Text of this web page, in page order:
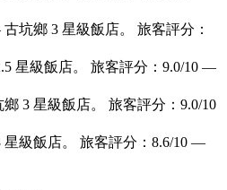
坑鄉 3 星級飯店。 旅客評分：
星級飯店。 旅客評分：9.0/10 —
3 星級飯店。 旅客評分：9.0/10
級飯店。 旅客評分：8.6/10 —